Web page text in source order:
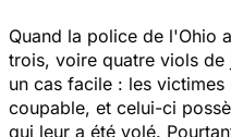
Quand la police de l'Ohio
trois, voire quatre viols de
un cas facile : les
coupable, et celui-ci
qui leur a été volé.